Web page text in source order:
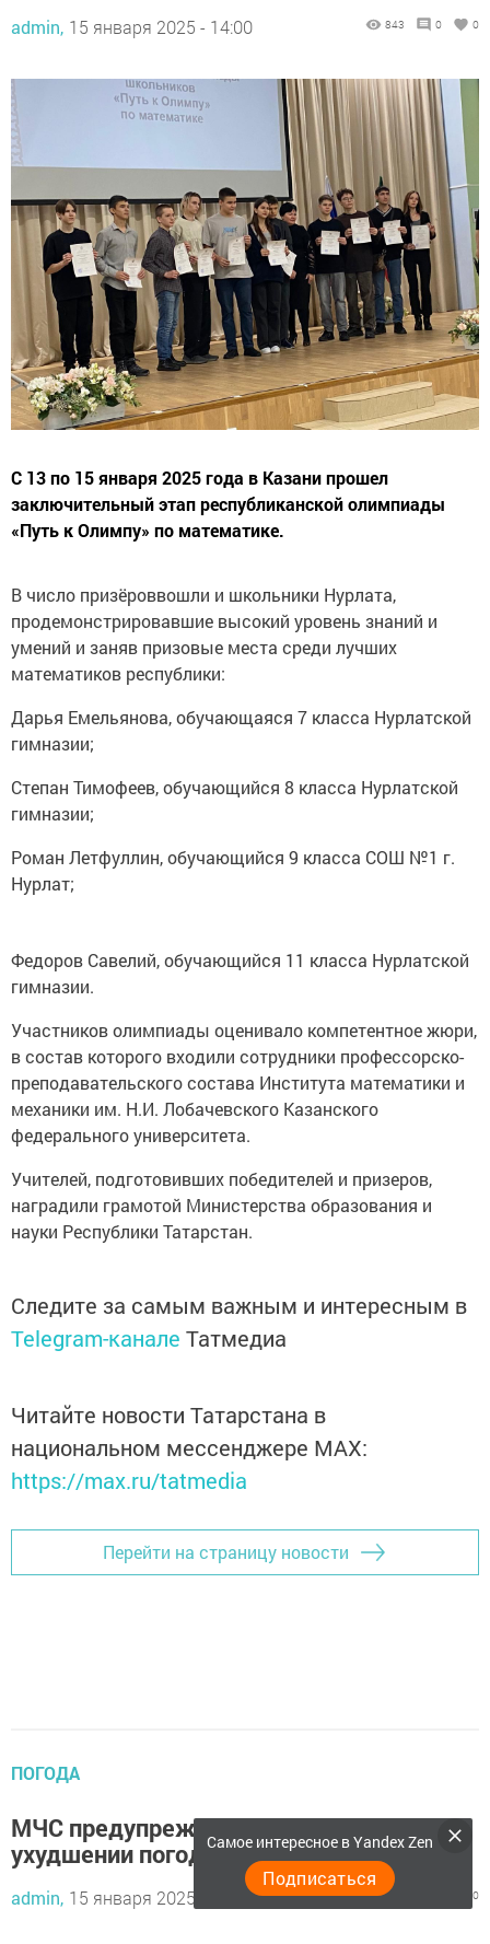
admin, 15 января 2025 - 14:00 843 0 0
С 13 по 15 января 2025 года в Казани прошел
заключительный этап республиканской олимпиады
«Путь к Олимпу» по математике.
В число призёроввошли и школьники Нурлата,
продемонстрировавшие высокий уровень знаний и
умений и заняв призовые места среди лучших
математиков республики:
Дарья Емельянова, обучающаяся 7 класса Нурлатской
гимназии;
Степан Тимофеев, обучающийся 8 класса Нурлатской
гимназии;
Роман Летфуллин, обучающийся 9 класса СОШ №1 г.
Нурлат;
Федоров Савелий, обучающийся 11 класса Нурлатской
гимназии.
Участников олимпиады оценивало компетентное жюри,
в состав которого входили сотрудники профессорско-
преподавательского состава Института математики и
механики им. Н.И. Лобачевского Казанского
федерального университета.
Учителей, подготовивших победителей и призеров,
наградили грамотой Министерства образования и
науки Республики Татарстан.
Следите за самым важным и интересным в
Telegram-канале Татмедиа
Читайте новости Татарстана в
национальном мессенджере MАХ:
https://max.ru/tatmedia
Перейти на страницу новости
ПОГОДА
МЧС предупреждает татарстанцев об
ухудшении погоды
admin, 15 января 2025 - 13:54 516 0
Самое интересное в Yandex Zen
Подписаться